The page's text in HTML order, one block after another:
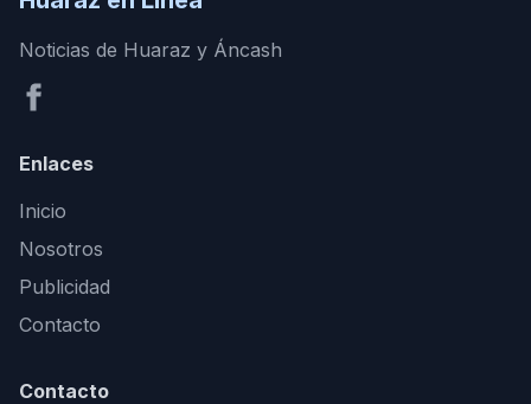
Noticias de Huaraz y Áncash
Enlaces
Inicio
Nosotros
Publicidad
Contacto
Contacto